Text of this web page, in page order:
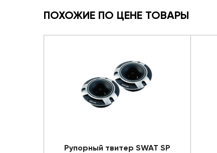
ПОХОЖИЕ ПО ЦЕНЕ ТОВАРЫ
Рупорный твитер SWAT SP